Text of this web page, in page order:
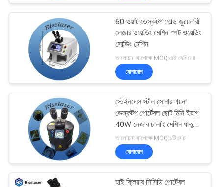
ফাইবার লেসার মার্কিং মেশিন
221
ইউভি লেজার চিহ্নিতকরণ
মেশিন
60 ওয়াট ডেস্কটপ গোল্ড জুয়েলারী
লেজার ওয়েল্ডিং মেশিন স্পট ওয়েল্ডিং
সোল্ডিং মেশিন
যোগাযোগ
স্টেইনলেস স্টীল সোনার গয়না
ডেস্কটপ পোর্টেবল ছোট মিনি ইয়াগ
40W লেজার ঢালাই মেশিন ধাতু
জন্য
আলোচনা সাপেক্ষে MOQ:১টি সেট
যোগাযোগ
হাই ক্লিয়ার সিসিডি পোর্টেবল